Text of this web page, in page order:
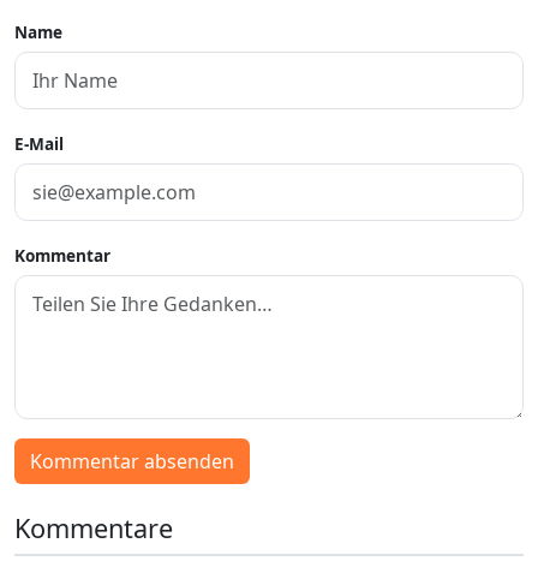
Name
E-Mail
Kommentar
Kommentar absenden
Kommentare